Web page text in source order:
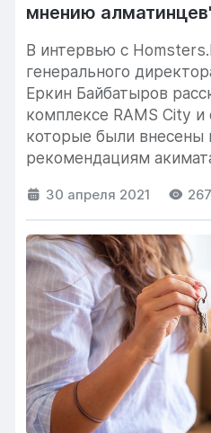
мнению
В интервью с
генерального
Еркин Байбатыров
комплексе RAMS City и
которые были внесены
рекомендациям
30 апреля 2021